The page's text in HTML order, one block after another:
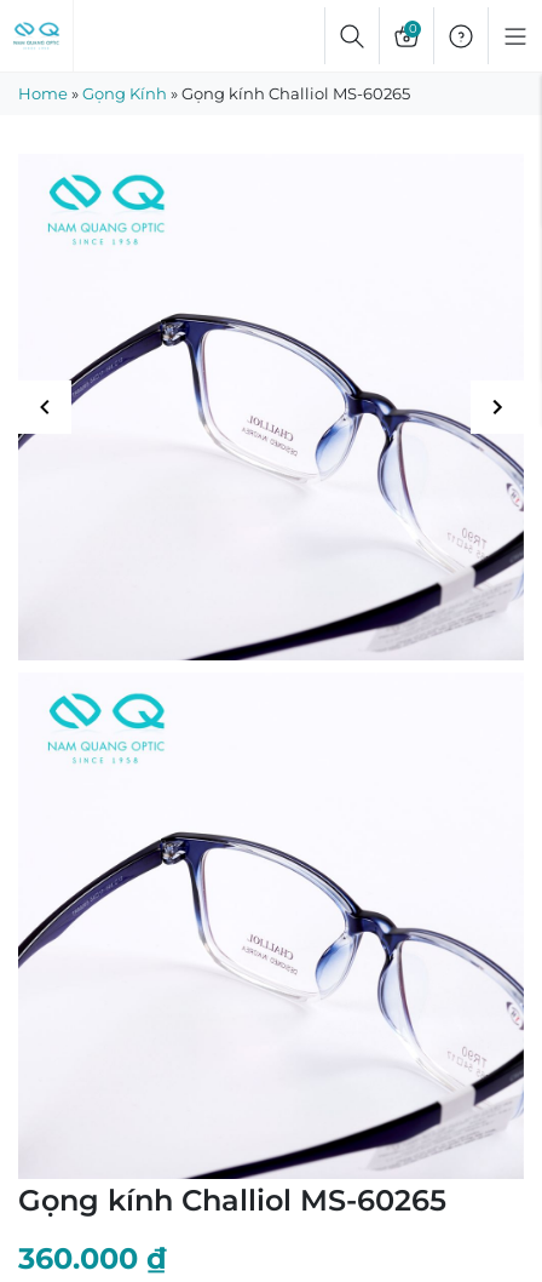
to
0
Home»Gọng Kính »Gọng kính Challiol MS-60265
Gọng kính Challiol MS-60265
360.000 ₫